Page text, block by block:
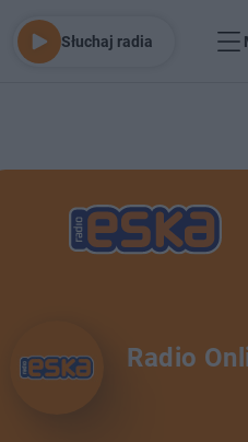
Słuchaj radia
Radio